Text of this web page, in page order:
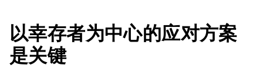
以幸存者为中心的应对方案
是关键